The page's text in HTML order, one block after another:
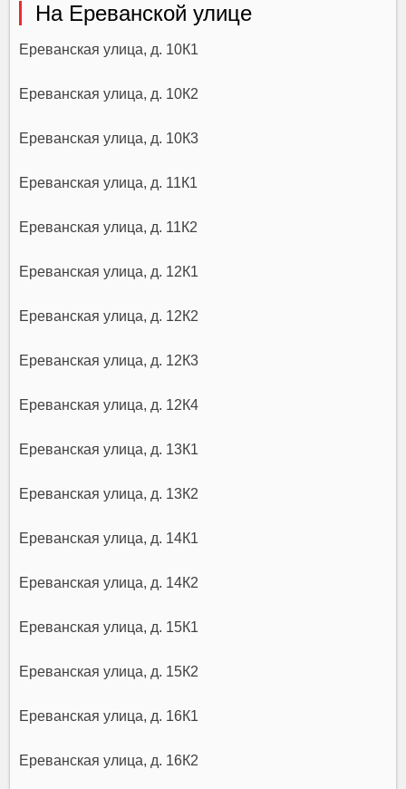
На Ереванской улице
Ереванская улица, д. 10К1
Ереванская улица, д. 10К2
Ереванская улица, д. 10К3
Ереванская улица, д. 11К1
Ереванская улица, д. 11К2
Ереванская улица, д. 12К1
Ереванская улица, д. 12К2
Ереванская улица, д. 12К3
Ереванская улица, д. 12К4
Ереванская улица, д. 13К1
Ереванская улица, д. 13К2
Ереванская улица, д. 14К1
Ереванская улица, д. 14К2
Ереванская улица, д. 15К1
Ереванская улица, д. 15К2
Ереванская улица, д. 16К1
Ереванская улица, д. 16К2